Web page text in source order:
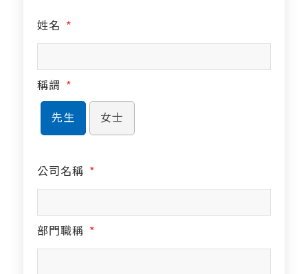
姓名 *
稱謂 *
先生 女士
公司名稱 *
部門職稱 *